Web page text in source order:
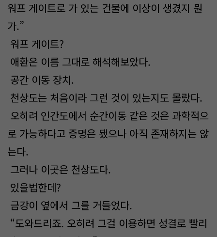
워프 게이트로 가 있는 건물에 이상이 생겼지 뭔
가.”
워프 게이트?
애환은 이름 그대로 해석해보았다.
공간 이동 장치.
천상도는 처음이라 그런 것이 있는지도 몰랐다.
오히려 인간도에서 순간이동 같은 것은 과학적으
로 가능하다고 증명은 됐으나 아직 존재하지는 않
는다.
그러나 이곳은 천상도다.
있을법한데?
금강이 옆에서 그를 거들었다.
“도와드리죠. 오히려 그걸 이용하면 성결로 빨리